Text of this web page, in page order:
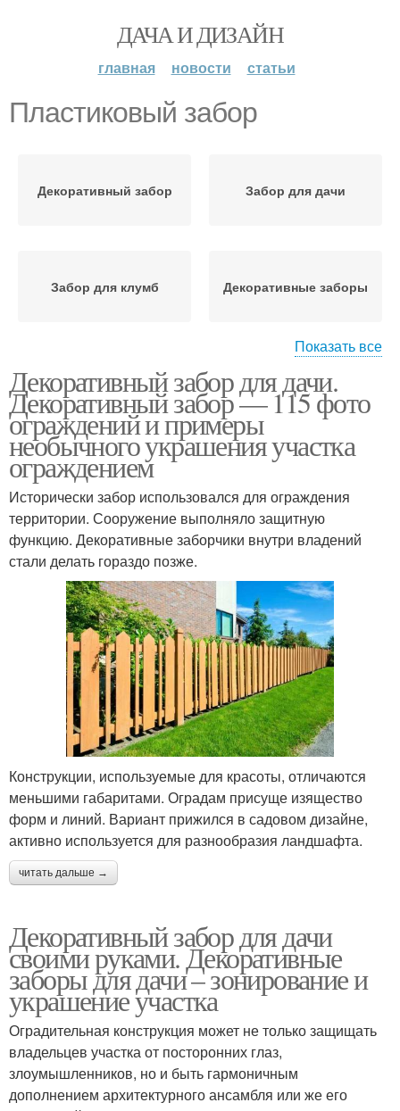
ДАЧА И ДИЗАЙН
главная новости статьи
Пластиковый забор
Декоративный забор Забор для дачи
Забор для клумб Декоративные заборы
Заборы для дачи Пластиковые заборы
Пластиковая ограда
Забор из бревен Пластиковый штакетник
Пластиковое
ограждение
Плетень из
пластиковых досок
Решетчатый забор
Показать все
Декоративный забор для дачи.
Декоративный забор — 115 фото
ограждений и примеры
необычного украшения участка
ограждением
Исторически забор использовался для ограждения
территории. Сооружение выполняло защитную
функцию. Декоративные заборчики внутри владений
стали делать гораздо позже.
Конструкции, используемые для красоты, отличаются
меньшими габаритами. Оградам присуще изящество
форм и линий. Вариант прижился в садовом дизайне,
активно используется для разнообразия ландшафта.
читать дальше →
Декоративный забор для дачи
своими руками. Декоративные
заборы для дачи – зонирование и
украшение участка
Оградительная конструкция может не только защищать
владельцев участка от посторонних глаз,
злоумышленников, но и быть гармоничным
дополнением архитектурного ансамбля или же его